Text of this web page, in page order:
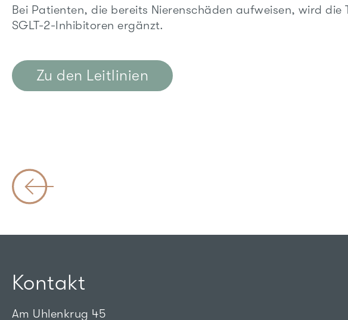
Bei Patienten, die bereits Nierenschäden aufweisen, wird
SGLT-2-Inhibitoren ergänzt.
Zu den Leitlinien
Kontakt
Am Uhlenkrug 45